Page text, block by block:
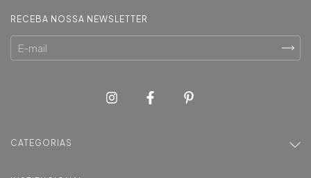
RECEBA NOSSA NEWSLETTER
CATEGORIAS